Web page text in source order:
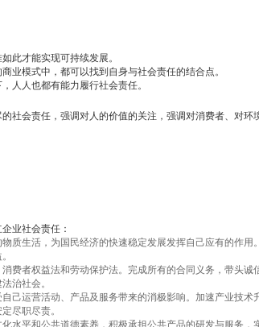
此才能实现可持续发展。
业模式中，都可以找到自身与社会责任的结合点。
人人也都有能力履行社会责任。
社会责任，强调对人的价值的关注，强调对消费者、对环
业社会责任：
质生活，为国民经济的快速稳定发展发挥自己应有的作用
费者权益法和劳动保护法。完成所有的合同义务，带头诚
治社会。
己运营活动、产品及服务带来的消极影响。加速产业技术
尽职尽责。
水平和公共道德素养，积极承担公共产品的研发与服务，